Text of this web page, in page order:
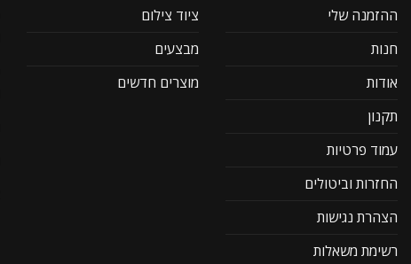
ההזמנה שלי
חנות
אודות
תקנון
עמוד פרטיות
החזרות וביטולים
הצהרת נגישות
רשימת משאלות
ציוד צילום
מבצעים
מוצרים חדשים